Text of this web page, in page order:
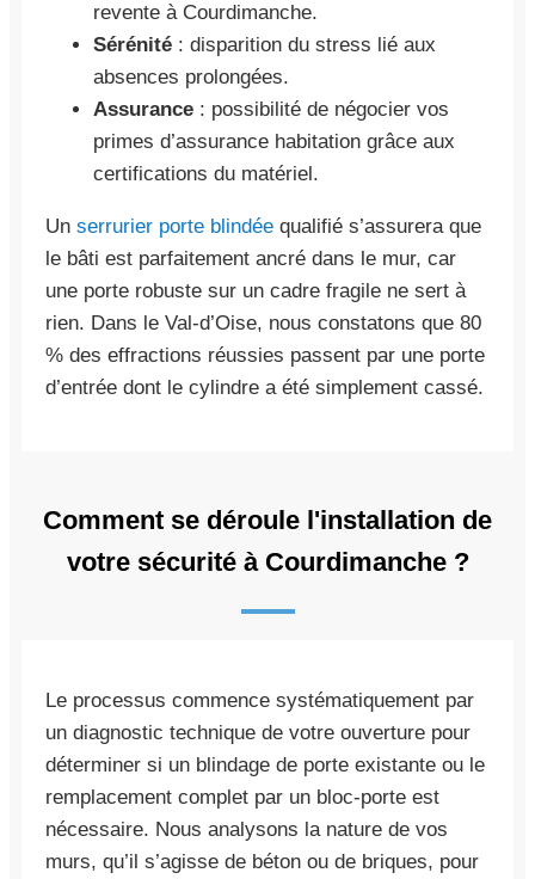
revente à Courdimanche.
Sérénité : disparition du stress lié aux
absences prolongées.
Assurance : possibilité de négocier vos
primes d’assurance habitation grâce aux
certifications du matériel.
Un serrurier porte blindée qualifié s’assurera que
le bâti est parfaitement ancré dans le mur, car
une porte robuste sur un cadre fragile ne sert à
rien. Dans le Val-d’Oise, nous constatons que 80
% des effractions réussies passent par une porte
d’entrée dont le cylindre a été simplement cassé.
Comment se déroule l'installation de
votre sécurité à Courdimanche ?
Le processus commence systématiquement par
un diagnostic technique de votre ouverture pour
déterminer si un blindage de porte existante ou le
remplacement complet par un bloc-porte est
nécessaire. Nous analysons la nature de vos
murs, qu’il s’agisse de béton ou de briques, pour